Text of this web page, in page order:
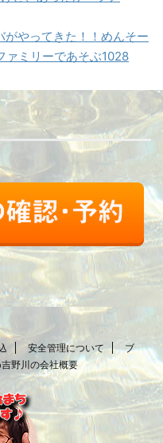
やってきた！！めんそー
ミリーであそぶ1028
安全管理について
ブ
野川の会社概要